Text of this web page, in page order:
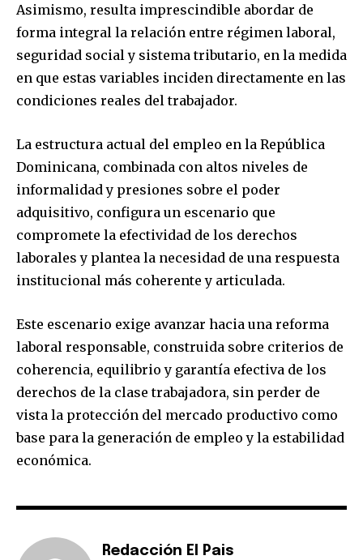
Asimismo, resulta imprescindible abordar de
forma integral la relación entre régimen laboral,
seguridad social y sistema tributario, en la medida
en que estas variables inciden directamente en las
condiciones reales del trabajador.
La estructura actual del empleo en la República
Dominicana, combinada con altos niveles de
informalidad y presiones sobre el poder
adquisitivo, configura un escenario que
compromete la efectividad de los derechos
laborales y plantea la necesidad de una respuesta
institucional más coherente y articulada.
Este escenario exige avanzar hacia una reforma
laboral responsable, construida sobre criterios de
coherencia, equilibrio y garantía efectiva de los
derechos de la clase trabajadora, sin perder de
vista la protección del mercado productivo como
base para la generación de empleo y la estabilidad
económica.
Redacción El Pais